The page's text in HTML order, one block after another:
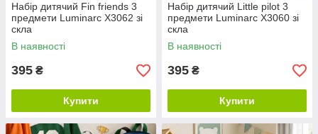
Набір дитячий Fin friends 3
предмети Luminarc X3062 зі
скла
В наявності
395 ₴
Купити
Набір дитячий Little pilot 3
предмети Luminarc X3060 зі
скла
В наявності
395 ₴
Купити